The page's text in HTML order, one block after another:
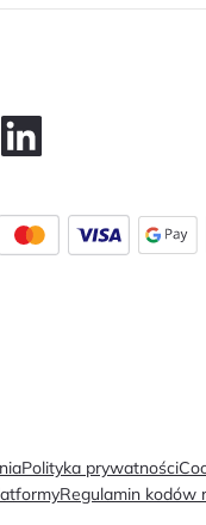
Polityka prywatności
Regulamin kodów